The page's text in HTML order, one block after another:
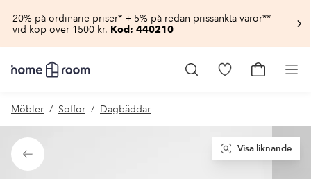
20% på ordinarie priser* + 5% på redan prissänkta varor**
vid köp över 1500 kr. Kod: 440210
Homeroom
–
hemmet
till
lågt
pris
Gå
Gå
Möbler Soffor Dagbäddar
Tillbaka
Visa liknande